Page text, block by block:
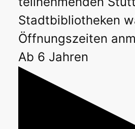
Stadtbibliotheken
Öffnungszeiten
Ab 6 Jahren